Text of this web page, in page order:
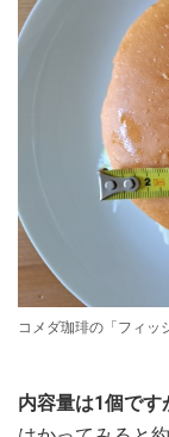
コメダ珈琲の「フィッ
内容量は1個です